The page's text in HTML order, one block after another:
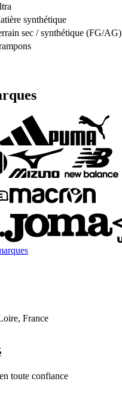
synthétique
sec / synthétique (FG/AG)
France
toute confiance